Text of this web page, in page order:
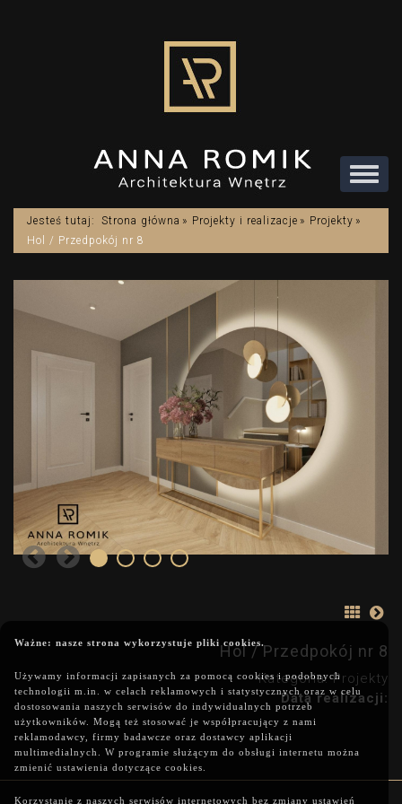
menu
Jesteś tutaj: Strona główna Projekty i realizacje
Projekty
Hol / Przedpokój nr 8
Hol / Przedpokój nr 8
Kategoria: Projekty
Data realizacji:
Ważne: nasze strona wykorzystuje pliki cookies.
Używamy informacji zapisanych za pomocą cookies i podobnych
technologii m.in. w celach reklamowych i statystycznych oraz w celu
dostosowania naszych serwisów do indywidualnych potrzeb
użytkowników. Mogą też stosować je współpracujący z nami
reklamodawcy, firmy badawcze oraz dostawcy aplikacji
multimedialnych. W programie służącym do obsługi internetu można
zmienić ustawienia dotyczące cookies.
Korzystanie z naszych serwisów internetowych bez zmiany ustawień